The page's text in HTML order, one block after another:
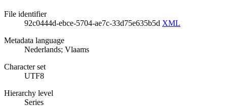
File identifier
92c0444d-ebce-5704-ae7c-33d75e635b5d XML
Metadata language
Nederlands; Vlaams
Character set
UTF8
Hierarchy level
Series